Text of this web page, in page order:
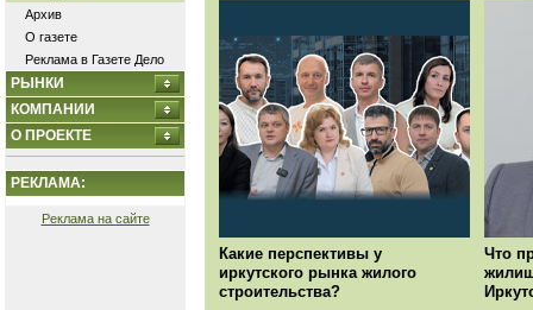
Архив
О газете
Реклама в Газете Дело
РЫНКИ
КОМПАНИИ
О ПРОЕКТЕ
РЕКЛАМА:
Реклама на сайте
Какие перспективы у
иркутского рынка жилого
строительства?
Что